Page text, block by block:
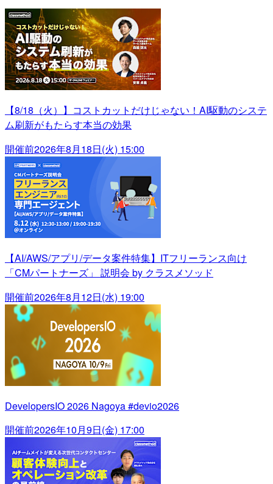
【8/18（火）】コストカットだけじゃない！AI駆動のシステ
ム刷新がもたらす本当の効果
開催前2026年8月18日(火) 15:00
【AI/AWS/アプリ/データ案件特集】ITフリーランス向け
「CMパートナーズ」 説明会 by クラスメソッド
開催前2026年8月12日(水) 19:00
DevelopersIO 2026 Nagoya #devio2026
開催前2026年10月9日(金) 17:00